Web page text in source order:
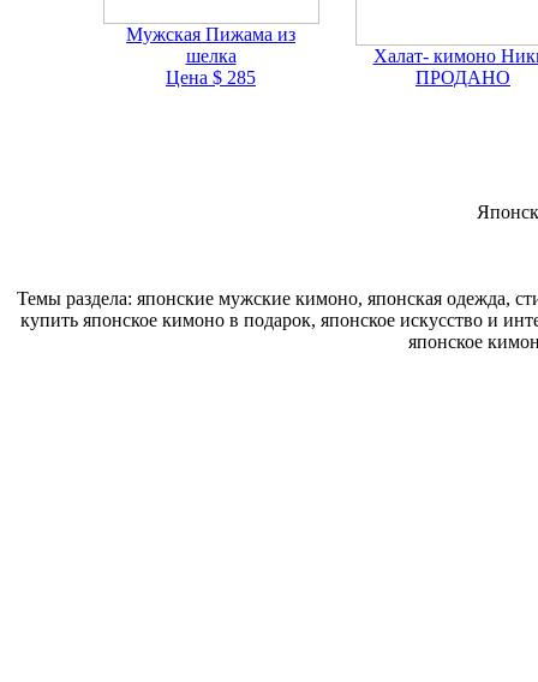
Мужская Пижама из
шелка
Цена $ 285
Халат- кимоно
ПРОДАНО
Темы раздела: японские мужские кимоно, японская одежда,
купить японское кимоно в подарок, японское искусство и
японское